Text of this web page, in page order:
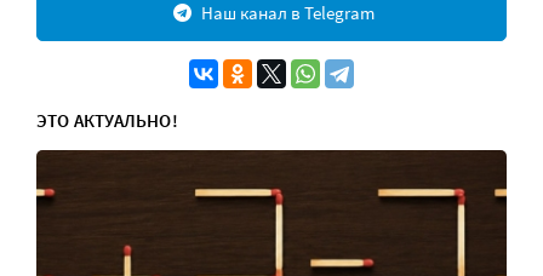
Наш канал в Telegram
ЭТО АКТУАЛЬНО!